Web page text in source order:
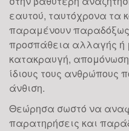
εαυτού, ταυτόχρονα τα
παραμένουν παραδόξως
προσπάθεια αλλαγής ή
κατακραυγή,
ίδιους τους ανθρώπους
άνθιση.
Θεώρησα σωστό να
παρατηρήσεις και